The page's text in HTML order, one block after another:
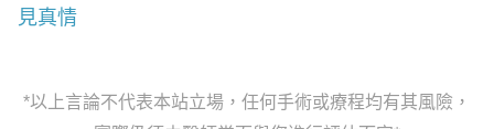
見真情
*以上言論不代表本站立場，任何手術或療程均有其風險，